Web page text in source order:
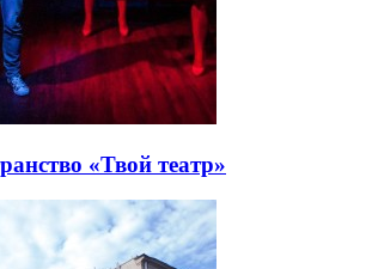
«Твой театр»